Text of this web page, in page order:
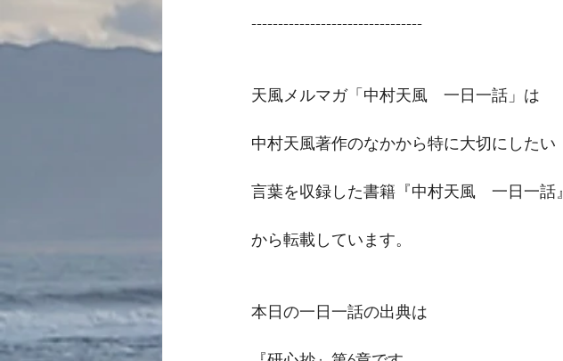
--------------------------------
天風メルマガ「中村天風　一日一話」は
中村天風著作のなかから特に大切にしたい
言葉を収録した書籍『中村天風　一日一話』
から転載しています。
本日の一日一話の出典は